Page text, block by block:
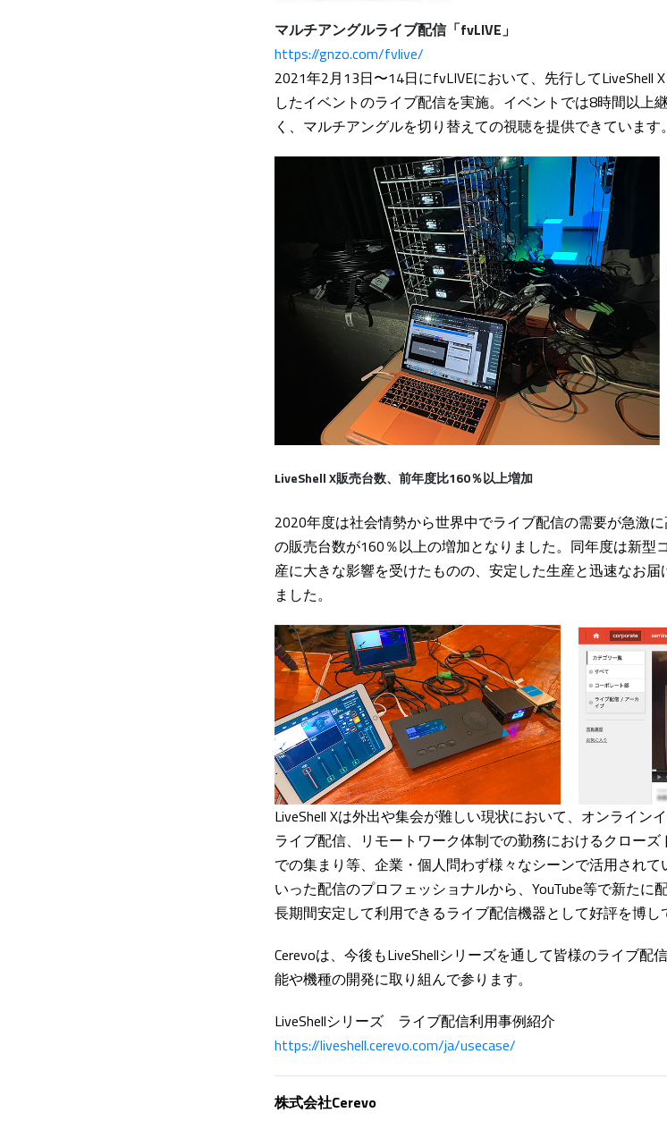
マルチアングルライブ配信「fvLIVE」
https://gnzo.com/fvlive/
2021年2月13日〜14日にfvLIVEにおいて、先行してLiveShell
したイベントのライブ配信を実施。イベントでは8時間以上
く、マルチアングルを切り替えての視聴を提供できています。
LiveShell X販売台数、前年度比160％以上増加
2020年度は社会情勢から世界中でライブ配信の需要が急激
の販売台数が160％以上の増加となりました。同年度は新型
産に大きな影響を受けたものの、安定した生産と迅速なお
ました。
LiveShell Xは外出や集会が難しい現状において、オンライン
ライブ配信、リモートワーク体制での勤務におけるクロー
での集まり等、企業・個人問わず様々なシーンで活用され
いった配信のプロフェッショナルから、YouTube等で新た
長期間安定して利用できるライブ配信機器として好評を博し
Cerevoは、今後もLiveShellシリーズを通して皆様のライブ
能や機種の開発に取り組んで参ります。
LiveShellシリーズ ライブ配信利用事例紹介
https://liveshell.cerevo.com/ja/usecase/
株式会社Cerevo